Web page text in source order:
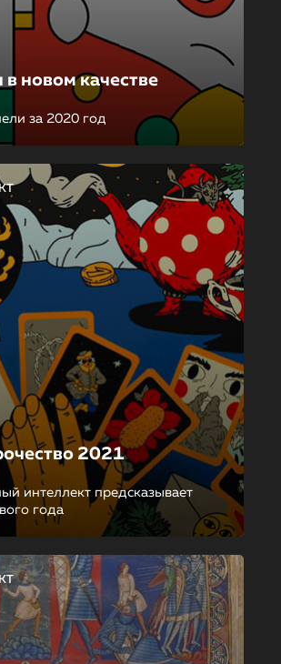
новом качестве
за 2020 год
2021
интеллект предсказывает
года